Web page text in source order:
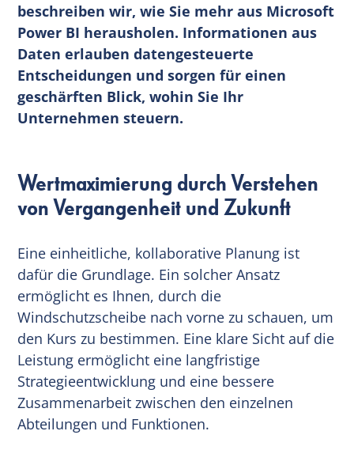
beschreiben wir, wie Sie mehr aus Microsoft
Power BI herausholen. Informationen aus
Daten erlauben datengesteuerte
Entscheidungen und sorgen für einen
geschärften Blick, wohin Sie Ihr
Unternehmen steuern.
Wertmaximierung durch Verstehen
von Vergangenheit und Zukunft
Eine einheitliche, kollaborative Planung ist
dafür die Grundlage. Ein solcher Ansatz
ermöglicht es Ihnen, durch die
Windschutzscheibe nach vorne zu schauen, um
den Kurs zu bestimmen. Eine klare Sicht auf die
Leistung ermöglicht eine langfristige
Strategieentwicklung und eine bessere
Zusammenarbeit zwischen den einzelnen
Abteilungen und Funktionen.